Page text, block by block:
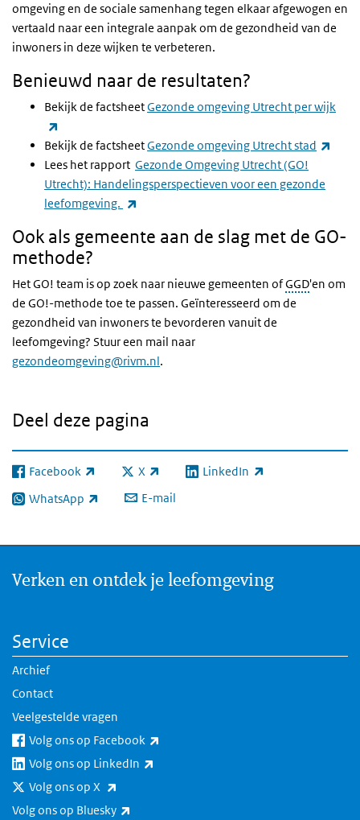
omgeving en de sociale samenhang tegen elkaar afgewogen en
vertaald naar een integrale aanpak om de gezondheid van de
inwoners in deze wijken te verbeteren.
Benieuwd naar de resultaten?
Bekijk de factsheetGezonde omgeving Utrecht per wijk
Bekijk de factsheetGezonde omgeving Utrecht stad
Lees het rapport Gezonde Omgeving Utrecht (GO!
Utrecht): Handelingsperspectieven voor een gezonde
leefomgeving.
Ook als gemeente aan de slag met de GO-
methode?
Het GO! team is op zoek naar nieuwe gemeenten ofGGD'en om
de GO!-methode toe te passen. Geïnteresseerd om de
gezondheid van inwoners te bevorderen vanuit de
leefomgeving? Stuur een mail naar
gezondeomgeving@rivm.nl.
Deel deze pagina
Facebook
(externe link) X
(externe link) LinkedIn
(externe link)
WhatsApp
(externe link) E-mail
Verken en ontdek je leefomgeving
Service
Archief
Contact
Veelgestelde vragen
Volg ons op Facebook
Volg ons op LinkedIn
Volg ons op X
Volg ons op Bluesky